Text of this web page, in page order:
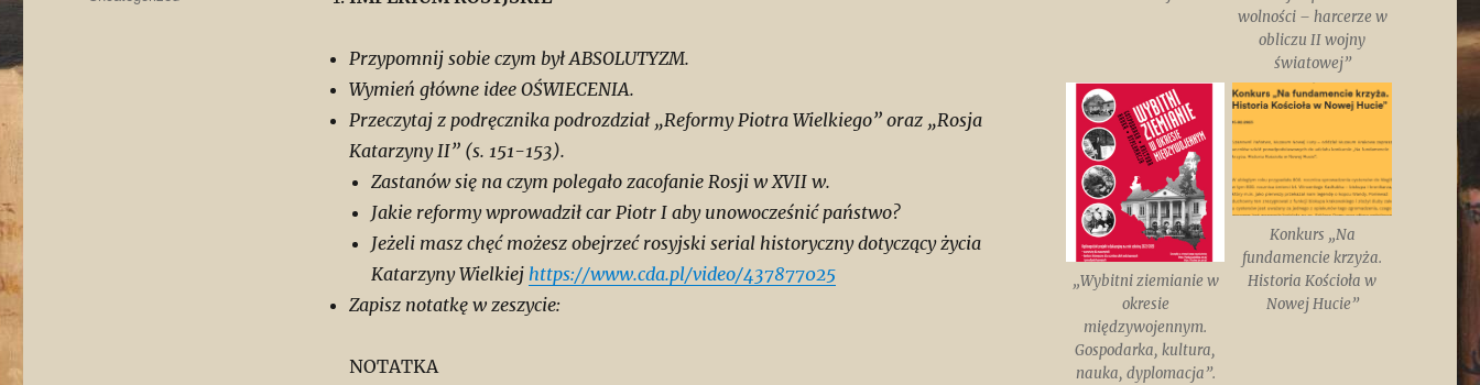
Przypomnij sobie czym był ABSOLUTYZM.
Wymień główne idee OŚWIECENIA.
Przeczytaj z podręcznika podrozdział „Reformy Piotra Wielkiego” oraz „Rosja
Katarzyny II” (s. 151-153).
Zastanów się na czym polegało zacofanie Rosji w XVII w.
Jakie reformy wprowadził car Piotr I aby unowocześnić państwo?
Jeżeli masz chęć możesz obejrzeć rosyjski serial historyczny dotyczący życia
Katarzyny Wielkiej https://www.cda.pl/video/437877025
Zapisz notatkę w zeszycie:
NOTATKA
wolności – harcerze w
obliczu II wojny
światowej”
„Wybitni ziemianie w
okresie
międzywojennym.
Gospodarka, kultura,
nauka, dyplomacja”.
Konkurs „Na
fundamencie krzyża.
Historia Kościoła w
Nowej Hucie”